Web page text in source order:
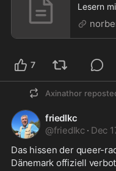
Lesern
Bücher ihr
7
Axinathor
friedlkc
@friedlkc · Dec
Das hissen der queer-
Dänemark offiziell